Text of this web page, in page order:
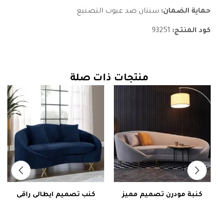
حماية الضمان: سنتان ضد عيوب التصنيع
كود المنتج:
منتجات ذات صلة
كنبة مودرن تصميم مميز
كنب تصميم ايطالى راقى